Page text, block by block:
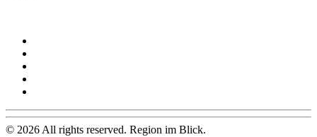
© 2026 All rights reserved. Region im Blick.